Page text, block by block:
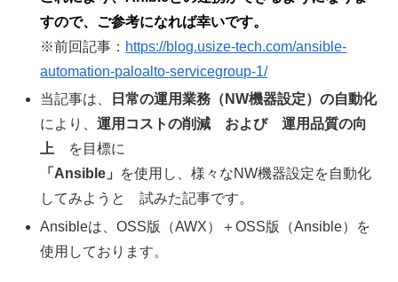
すので、ご参考になれば幸いです。
※前回記事： https://blog.usize-tech.com/ansible-
automation-paloalto-servicegroup-1/
当記事は、
日常の運用業務（NW機器設定）の自動化
により、運用コストの削減 および 運用品質の向
上 を目標に
「Ansible」
を使用し、様々なNW機器設定を自動化
してみようと 試みた記事です。
Ansibleは、OSS版（AWX）＋OSS版（Ansible）を
使用しております。